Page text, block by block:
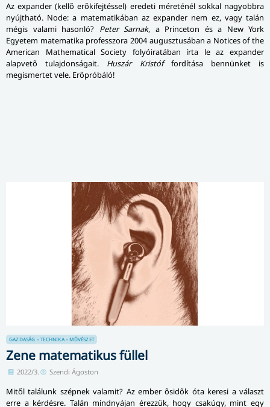
Az expander (kellő erőkifejtéssel) eredeti méreténél sokkal nagyobbra
nyújtható. Node: a matematikában az expander nem ez, vagy talán
mégis valami hasonló? Peter Sarnak, a Princeton és a New York
Egyetem matematika professzora 2004 augusztusában a Notices of the
American Mathematical Society folyóiratában írta le az expander
alapvető tulajdonságait. Huszár Kristóffordítása bennünket is
megismertet vele. Erőpróbáló!
GAZDASÁG – TECHNIKA – MŰVÉSZET
Zene matematikus füllel
2022/3. Szendi Ágoston
Mitől találunk szépnek valamit? Az ember ősidők óta keresi a választ
erre a kérdésre. Talán mindnyájan érezzük, hogy csakúgy, mint egy